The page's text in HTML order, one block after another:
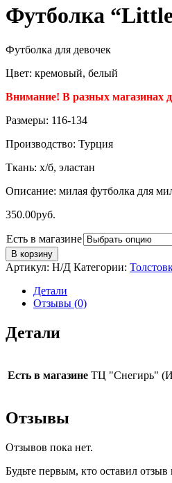
Футболка
Футболка для девочек
Цвет: кремовый, белый
Внимание! В разных магазинах
Размеры: 116-134
Производство: Турция
Ткань: х/б, эластан
Описание: милая футболка для
350.00руб.
Есть в магазине
В корзину
Артикул: Н/Д Категории:
Детали
Отзывы (0)
Детали
Есть в магазине ТЦ "Снегирь"
Отзывы
Отзывов пока нет.
Будьте первым, кто оставил